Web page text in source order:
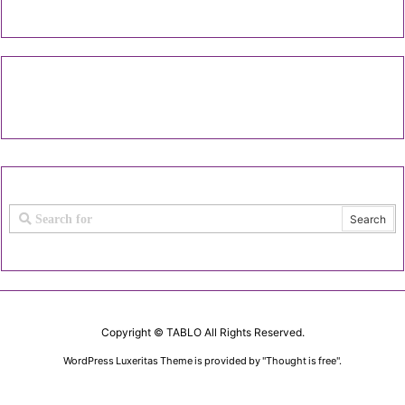
Copyright © TABLOAll Rights Reserved.
WordPress Luxeritas Theme is provided by "Thought is free".